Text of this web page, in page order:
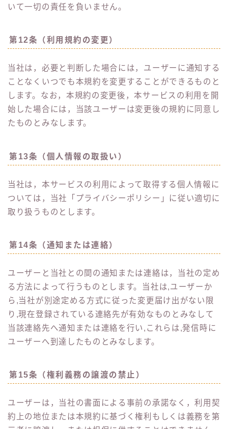
いて一切の責任を負いません。
第12条（利用規約の変更）
当社は，必要と判断した場合には，ユーザーに通知する
ことなくいつでも本規約を変更することができるものと
します。なお，本規約の変更後，本サービスの利用を開
始した場合には，当該ユーザーは変更後の規約に同意し
たものとみなします。
第13条（個人情報の取扱い）
当社は，本サービスの利用によって取得する個人情報に
ついては，当社「プライバシーポリシー」に従い適切に
取り扱うものとします。
第14条（通知または連絡）
ユーザーと当社との間の通知または連絡は，当社の定め
る方法によって行うものとします。当社は,ユーザーか
ら,当社が別途定める方式に従った変更届け出がない限
り,現在登録されている連絡先が有効なものとみなして
当該連絡先へ通知または連絡を行い,これらは,発信時に
ユーザーへ到達したものとみなします。
第15条（権利義務の譲渡の禁止）
ユーザーは，当社の書面による事前の承諾なく，利用契
約上の地位または本規約に基づく権利もしくは義務を第